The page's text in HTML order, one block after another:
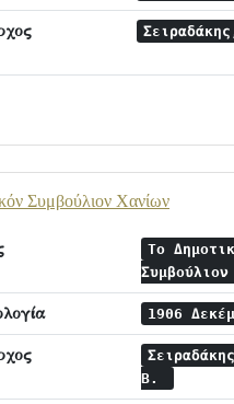
Συμβούλιον Χανίων
Το
1906
Β.